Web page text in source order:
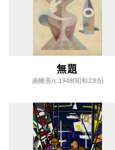
無題
廣幡憲/c.1948(昭和23頃)